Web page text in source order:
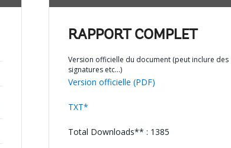
RAPPORT COMPLET
Version officielle du document (peut inclure des
signatures etc…)
Version officielle (PDF)
TXT*
Total Downloads** : 1385